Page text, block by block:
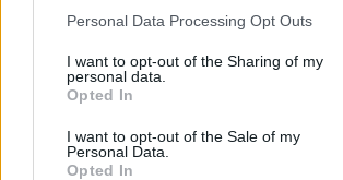
Personal Data Processing Opt Outs
I want to opt-out of the Sharing of my
personal data.
Opted In
I want to opt-out of the Sale of my
Personal Data.
Opted In
malit